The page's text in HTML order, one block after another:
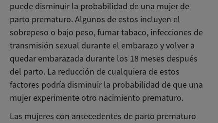
puede disminuir la probabilidad de una mujer de
parto prematuro. Algunos de estos incluyen el
sobrepeso o bajo peso, fumar tabaco, infecciones de
transmisión sexual durante el embarazo y volver a
quedar embarazada durante los 18 meses después
del parto. La reducción de cualquiera de estos
factores podría disminuir la probabilidad de que una
mujer experimente otro nacimiento prematuro.
Las mujeres con antecedentes de parto prematuro